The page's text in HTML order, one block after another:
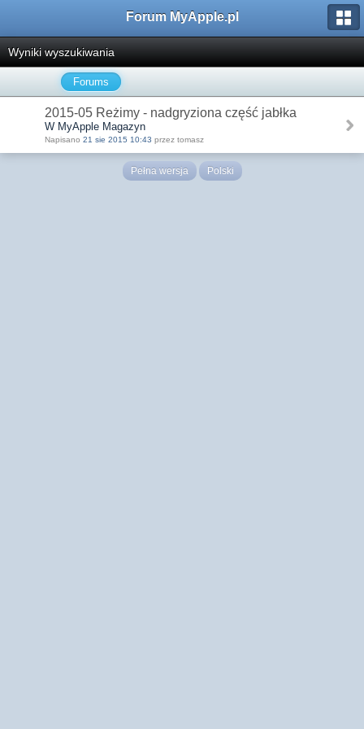
Forum MyApple.pl
Wyniki wyszukiwania
Forums
2015-05 Reżimy - nadgryziona część jabłka
W MyApple Magazyn
Napisano 21 sie 2015 10:43 przez tomasz
Pełna wersja Polski